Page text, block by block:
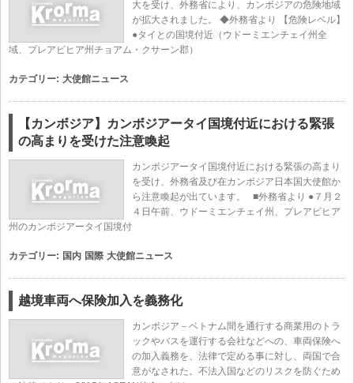
大を受け、外務省により、カンボジアの危険地域
が拡大されました。 ◆外務省より 【危険レベル】
●タイとの国境付近（ウドーミエンチェイ州全
域、プレアビヒア州チョアム・クサーン郡）
カテゴリー: 大使館ニュース
【カンボジア】カンボジアータイ国境付近における緊張
の高まりを受けた注意喚起
カンボジアータイ国境付近における緊張の高まり
を受け、外務省及び在カンボジア日本国大使館か
ら注意喚起が出ています。 ■外務省より ●７月２
４日午前、ウドーミエンチェイ州、プレアビヒア
州のカンボジアータイ国境付
カテゴリー: 国内 国際 大使館ニュース
越境車両へ保険加入を義務化
カンボジア－ベトナム間を通行する商業用のトラ
ックやバスを運行する会社などへの、車両保険へ
の加入義務を、法律で定める事に対し、両国で合
意がなされた。不法入国などのリスクを防ぐため